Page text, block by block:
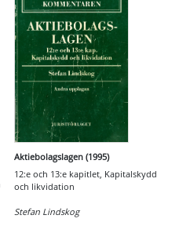
Aktiebolagslagen (1995)
12:e och 13:e kapitlet, Kapitalskydd
och likvidation
Stefan Lindskog